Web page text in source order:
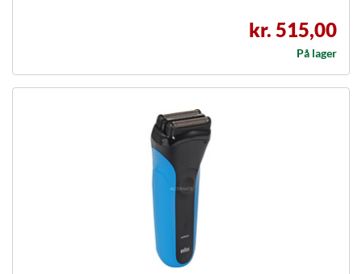
kr. 515,00
På lager